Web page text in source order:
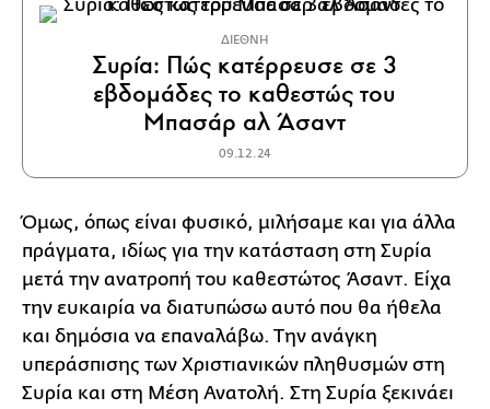
ΔΙΕΘΝΗ
Συρία: Πώς κατέρρευσε σε 3
εβδομάδες το καθεστώς του
Μπασάρ αλ Άσαντ
09.12.24
Όμως, όπως είναι φυσικό, μιλήσαμε και για άλλα
πράγματα, ιδίως για την κατάσταση στη Συρία
μετά την ανατροπή του καθεστώτος Άσαντ. Είχα
την ευκαιρία να διατυπώσω αυτό που θα ήθελα
και δημόσια να επαναλάβω. Την ανάγκη
υπεράσπισης των Χριστιανικών πληθυσμών στη
Συρία και στη Μέση Ανατολή. Στη Συρία ξεκινάει